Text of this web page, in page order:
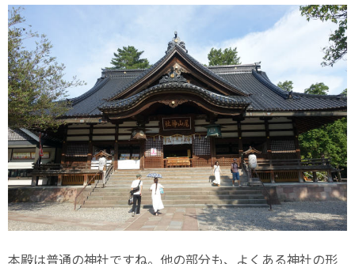
本殿は普通の神社ですね。他の部分も、よくある神社の形